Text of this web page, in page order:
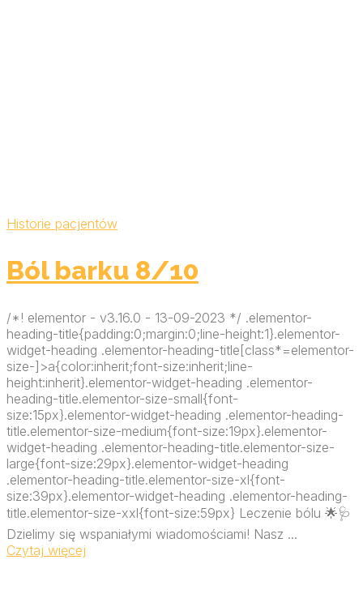
Historie pacjentów
Ból barku 8/10
/*! elementor - v3.16.0 - 13-09-2023 */ .elementor-
heading-title{padding:0;margin:0;line-height:1}.elementor-
widget-heading .elementor-heading-title[class*=elementor-
size-]>a{color:inherit;font-size:inherit;line-
height:inherit}.elementor-widget-heading .elementor-
heading-title.elementor-size-small{font-
size:15px}.elementor-widget-heading .elementor-heading-
title.elementor-size-medium{font-size:19px}.elementor-
widget-heading .elementor-heading-title.elementor-size-
large{font-size:29px}.elementor-widget-heading
.elementor-heading-title.elementor-size-xl{font-
size:39px}.elementor-widget-heading .elementor-heading-
title.elementor-size-xxl{font-size:59px} Leczenie bólu 🌟🩺
Dzielimy się wspaniałymi wiadomościami! Nasz ...
Czytaj więcej